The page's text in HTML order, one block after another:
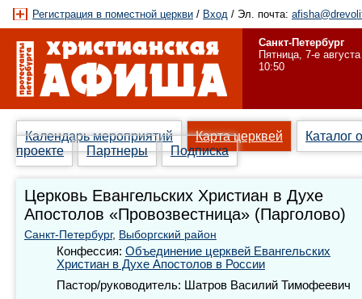
Регистрация в поместной церкви / Вход / Эл. почта:
Санкт-Петербург
Пятница, 7-е августа
10:50
Календарь мероприятий Карта церквей
Каталог
проекте
Партнеры Подписка
Церковь Евангельских Христиан в Духе
Апостолов «Провозвестница» (Парголово)
Санкт-Петербург, Выборгский район
Конфессия: Объединение церквей Евангельских
Христиан в Духе Апостолов в России
Пастор/руководитель: Шатров Василий Тимофеевич